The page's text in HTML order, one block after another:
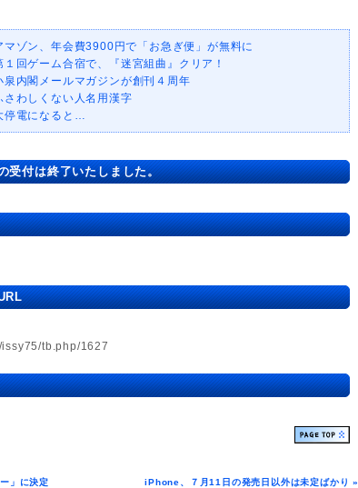
マゾン、年会費3900円で「お急ぎ便」が無料に
１回ゲーム合宿で、『迷宮組曲』クリア！
泉内閣メールマガジンが創刊４周年
さわしくない人名用漢字
停電になると…
受付は終了いたしました。
tb.php/1627
」に決定 iPhone、７月11日の発売日以外は未定ばかり »